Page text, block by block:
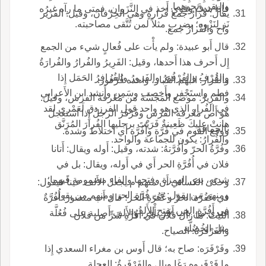
والبقر ونحوهما.
فإِذا شبَّ وقوي أَخذ في النَّزَوان، فمتى ما رآه غيرُه
نَز لِنَزْوِه؛ يضرب مثلاً لمن تُتَّقى مصاحبته.
يقال: فُرارٌ جمع فُرارةٍ وهي الخِرْفان، وقيل: الفَرير
واح والفُرارُ جمع.
قال أَبو عبيدة: ولم يأْت على فُعالٍ شيء من الجمع
إِل أَحرف هذا أَحدها، وقيل: الفَرِيرُ والفُرارُ والفُرارَةُ
والفُرْفُ والفُرْفُورُ والفَرورُ والفُرافِرُ الحَمَل إِذا
فطم واستَجْفر وأَخصب وسَمِن وأَنشد ابن الأَعرابي
في الفُرارِ الذي هو واحد قول الفرزدق لَعَمْري لقد
هانتْ عليكَ ظَعِينةٌ فَرَيْتَ برجليها الفُرارَ المُرَنَّق
والفُرارُ: يكون للجماعة والواحد.
والفُرار: البهْم الكبار، واحده فُرْفُور.
والفَرِيرُ: موضع المَجَسَّة من مَعْرفة الفرس، وقيل:
هو أَص مَعْرفة الفرس وفَرْفَرَ الرجلُ إِذا استعجل
بالحماقة.
ووقع القوم في فُرَّة وأُفُرَّة أَي اختلاط وشدة.
وفُرَّةُ الحرّ وأُفُرَّتهُ: شدته، وقيل: أَوله ويقال: أَتانا
فلان في أُفُرَّةِ الحر أَي في أَوله، ويقال: بل في
شدته، بض الهمزة وفتحها والفاء مضمومة فيهما؛
ومنهم من يقول: في فُرَّةِ الحر ومنهم من يقول:
في أَفُرَّةِ الحر، بفتح الأَلف.
وحكى الكسائي أَن منهم م يجعل الأَلف عيناً فيقول:
في عَفُرَّة الحرِّ وعُفُرّةِ الحر؛ قال أَب منصور: أُفُرَّةٌ
عندي من باب أَفَرَ يأْفِر، والأَلف أَصلية على فُعُلَّة
مثل الخُضُلَّةِ.
الليث: ما زال فلان في أُفُرَّةِ شَرٍّ من فلان
والفَرْفَرَةُ: الصياح.
وفَرْفَرَه: صاح به؛ قال أَوس بن مغراء السعدي إِذا
ما فَرْفَروه رَغَا وبال والفَرْفَرةُ: العجلة.